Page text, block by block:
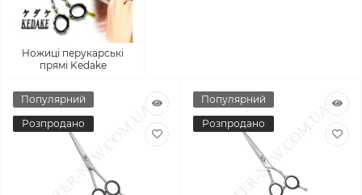
Ножиці перукарські
прямі Kedake
Популярний
Розпродано
Популярний
Розпродано